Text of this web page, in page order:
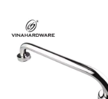
Hoàn thiện CNC & hàn
loại, đảm bảo đường nét
3. Lắp đặt
Tâm lỗ 96 mm tiêu chuẩn